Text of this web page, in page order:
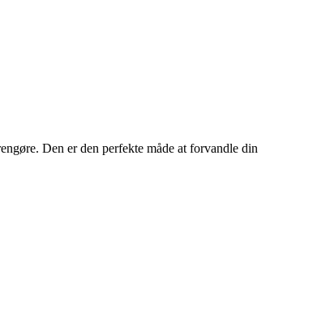
Den er den perfekte måde at forvandle din